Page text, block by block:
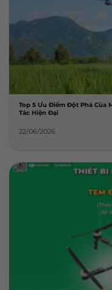
Top 5 Ưu Điểm Đột Phá Của
Tác Hiện Đại
22/06/2026